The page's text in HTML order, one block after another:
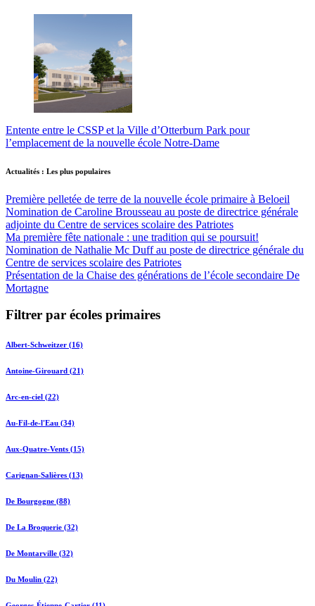
Entente entre le CSSP et la Ville d’Otterburn Park pour
l’emplacement de la nouvelle école Notre-Dame
Actualités : Les plus populaires
Première pelletée de terre de la nouvelle école primaire à Beloeil
Nomination de Caroline Brousseau au poste de directrice générale
adjointe du Centre de services scolaire des Patriotes
Ma première fête nationale : une tradition qui se poursuit!
Nomination de Nathalie Mc Duff au poste de directrice générale du
Centre de services scolaire des Patriotes
Présentation de la Chaise des générations de l’école secondaire De
Mortagne
Filtrer par écoles primaires
Albert-Schweitzer (16)
Antoine-Girouard (21)
Arc-en-ciel (22)
Au-Fil-de-l'Eau (34)
Aux-Quatre-Vents (15)
Carignan-Salières (13)
De Bourgogne (88)
De La Broquerie (32)
De Montarville (32)
Du Moulin (22)